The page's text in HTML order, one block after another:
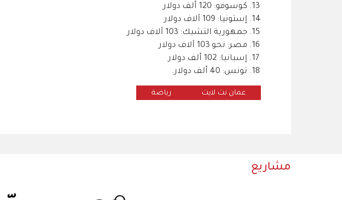
كوسوفو: 120 ألف دولار
إستونيا: 109 آلاف دولار
جمهورية التشيك: 103 آلاف دولار
مصر: نحو 103 آلاف دولار
إسبانيا: 102 ألف دولار
تونس: 40 ألف دولار.
عمان نت لايت رياضة
مشاريع